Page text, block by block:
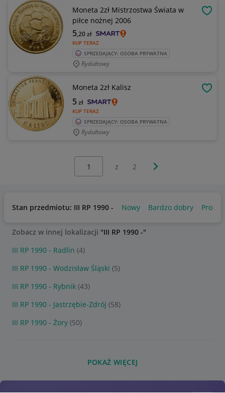
Moneta 2zł Mistrzostwa Świata w
piłce nożnej 2006
KUP TERAZ
5,20zł
SPRZEDAJĄCY: OSOBA PRYWATNA
Rydułtowy
Moneta 2zł Kalisz
KUP TERAZ
5zł
SPRZEDAJĄCY: OSOBA PRYWATNA
Rydułtowy
z 2 Następna strona
Stan przedmiotu: III RP 1990 - Nowy Bardzo dobry
Zobacz w innej lokalizacji "III RP 1990 -"
III RP 1990 - Radlin (4)
III RP 1990 - Wodzisław Śląski (5)
III RP 1990 - Rybnik (43)
III RP 1990 - Jastrzębie-Zdrój (58)
III RP 1990 - Żory (50)
POKAŻ WIĘCEJ